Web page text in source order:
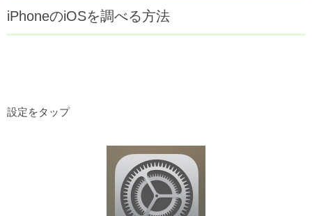
iPhoneのiOSを調べる方法
設定をタップ